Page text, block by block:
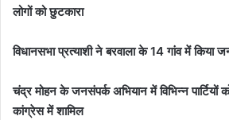
लोगों को छुटकारा
विधानसभा प्रत्याशी ने बरवाला के 14 गांव में किया
चंद्र मोहन के जनसंपर्क अभियान में विभिन्न पार्टियों
कांग्रेस में शामिल